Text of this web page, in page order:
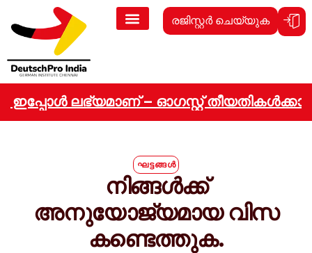
രജിസ്റ്റർ ചെയ്യുക
ലഭ്യമാണ് – ഓഗസ്റ്റ്
ഘട്ടങ്ങൾ
നിങ്ങൾക്ക്
അനുയോജ്യമായ വിസ
കണ്ടെത്തുക.